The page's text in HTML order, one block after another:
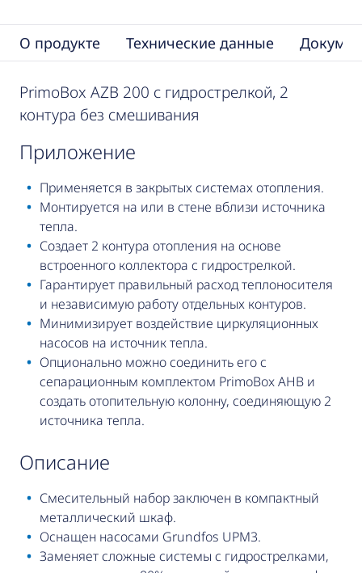
О продукте Технические данные
PrimoBox AZB 200 с гидрострелкой, 2
контура без смешивания
приложение
Применяется в закрытых системах отопления.
Монтируется на или в стене вблизи источника
тепла.
Создает 2 контура отопления на основе
встроенного коллектора с гидрострелкой.
Гарантирует правильный расход теплоносителя
и независимую работу отдельных контуров.
Минимизирует воздействие циркуляционных
насосов на источник тепла.
Опционально можно соединить его с
сепарационным комплектом PrimoBox AHB и
создать отопительную колонну, соединяющую 2
источника тепла.
описание
Смесительный набор заключен в компактный
металлический шкаф.
Оснащен насосами Grundfos UPM3.
Заменяет сложные системы с гидрострелками,